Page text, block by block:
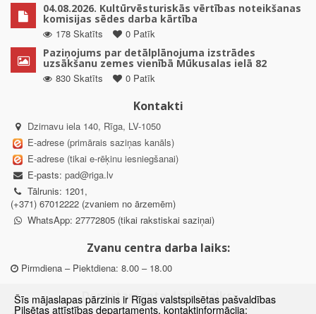
04.08.2026. Kultūrvēsturiskās vērtības noteikšanas
komisijas sēdes darba kārtība
178 Skatīts
0 Patīk
Paziņojums par detālplānojuma izstrādes
uzsākšanu zemes vienībā Mūkusalas ielā 82
830 Skatīts
0 Patīk
Kontakti
Dzirnavu iela 140, Rīga, LV-1050
E-adrese (primārais saziņas kanāls)
E-adrese (tikai e-rēķinu iesniegšanai)
E-pasts: pad@riga.lv
Tālrunis: 1201,
(+371) 67012222 (zvaniem no ārzemēm)
WhatsApp: 27772805 (tikai rakstiskai saziņai)
Zvanu centra darba laiks:
Pirmdiena – Piektdiena: 8.00 – 18.00
Departamenta darba laiks:
Šīs mājaslapas pārzinis ir Rīgas valstspilsētas pašvaldības
Pilsētas attīstības departaments, kontaktinformācija: